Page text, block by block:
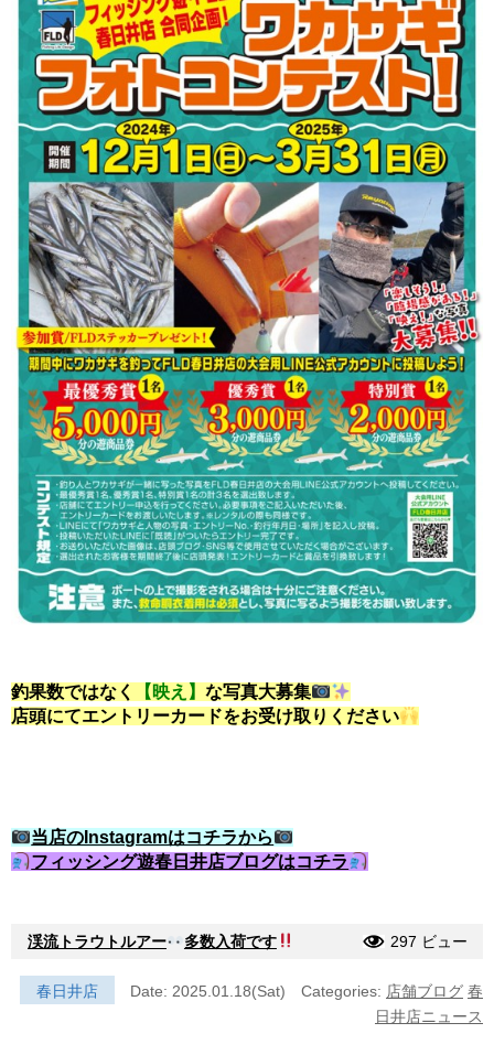
釣果数ではなく 【映え】 な写真大募集
店頭にてエントリーカードをお受け取りください
当店のInstagramはコチラから
フィッシング遊春日井店ブログはコチラ
渓流トラウトルアー 多数入荷です 297 ビュー
春日井店 Date: 2025.01.18(Sat) Categories: 店舗ブログ 春
日井店ニュース